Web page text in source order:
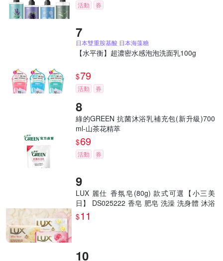
活動 券
日本雙重胺基酸 日本海藻糖
【水平衡】超濃密水感泡泡洗面乳100g
$79
活動 券
綠的GREEN 抗菌沐浴乳補充包(新升級)700
ml-山茶花精萃
$69
活動 券
LUX 麗仕 香氛皂(80g) 款式可選【小三美
日】 DS025222 香皂 肥皂 洗澡 洗身體 沐浴
soap
$11